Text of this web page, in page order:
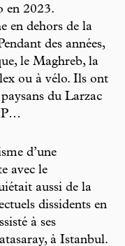
en 2023.
en dehors de la
des années,
le Maghreb, la
ou à vélo. Ils ont
du Larzac
d’une
avec le
aussi de la
dissidents en
à ses
à Istanbul.